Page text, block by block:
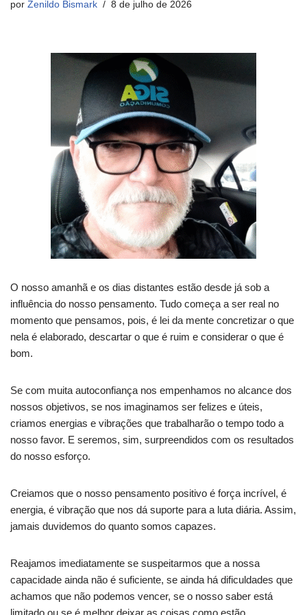
por Zenildo Bismark 8 de julho de 2026
O nosso amanhã e os dias distantes estão desde já sob a
influência do nosso pensamento. Tudo começa a ser real no
momento que pensamos, pois, é lei da mente concretizar o que
nela é elaborado, descartar o que é ruim e considerar o que é
bom.
Se com muita autoconfiança nos empenhamos no alcance dos
nossos objetivos, se nos imaginamos ser felizes e úteis,
criamos energias e vibrações que trabalharão o tempo todo a
nosso favor. E seremos, sim, surpreendidos com os resultados
do nosso esforço.
Creiamos que o nosso pensamento positivo é força incrível, é
energia, é vibração que nos dá suporte para a luta diária. Assim,
jamais duvidemos do quanto somos capazes.
Reajamos imediatamente se suspeitarmos que a nossa
capacidade ainda não é suficiente, se ainda há dificuldades que
achamos que não podemos vencer, se o nosso saber está